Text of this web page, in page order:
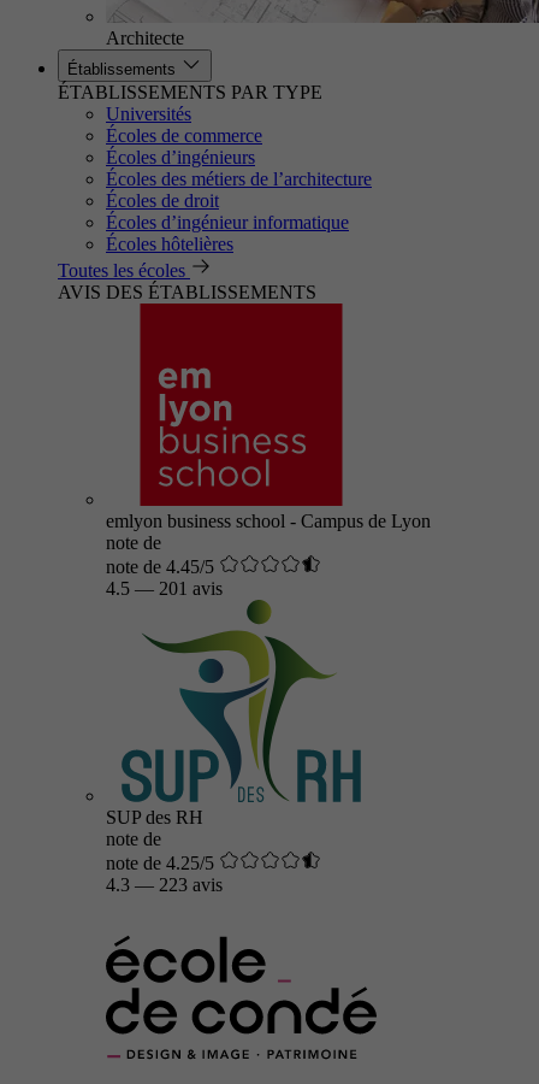
Architecte
Établissements
ÉTABLISSEMENTS PAR TYPE
Universités
Écoles de commerce
Écoles d’ingénieurs
Écoles des métiers de l’architecture
Écoles de droit
Écoles d’ingénieur informatique
Écoles hôtelières
Toutes les écoles
AVIS DES ÉTABLISSEMENTS
emlyon business school - Campus de Lyon
note de
note de 4.45/5
4.5 — 201 avis
SUP des RH
note de
note de 4.25/5
4.3 — 223 avis